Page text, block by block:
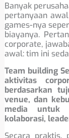
Banyak
pertanyaan
games-nya
biayanya.
corporate,
awal: tim ini
Team building
aktivitas
berdasarkan
venue, dan
media untuk
kolaborasi,